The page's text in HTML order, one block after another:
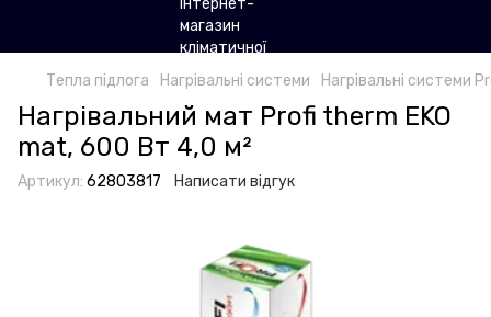
Тепла підлога Нагрівальні системи Нагрівальні системи
Нагрівальний мат Profi therm EKO
mat, 600 Вт 4,0 м²
Артикул: 62803817 Написати відгук